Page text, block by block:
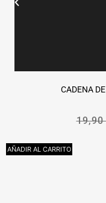
CADENA
19,90
AÑADIR AL CARRITO